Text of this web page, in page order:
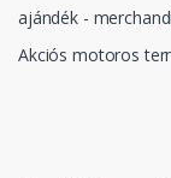
ajándék -
Akciós motoros